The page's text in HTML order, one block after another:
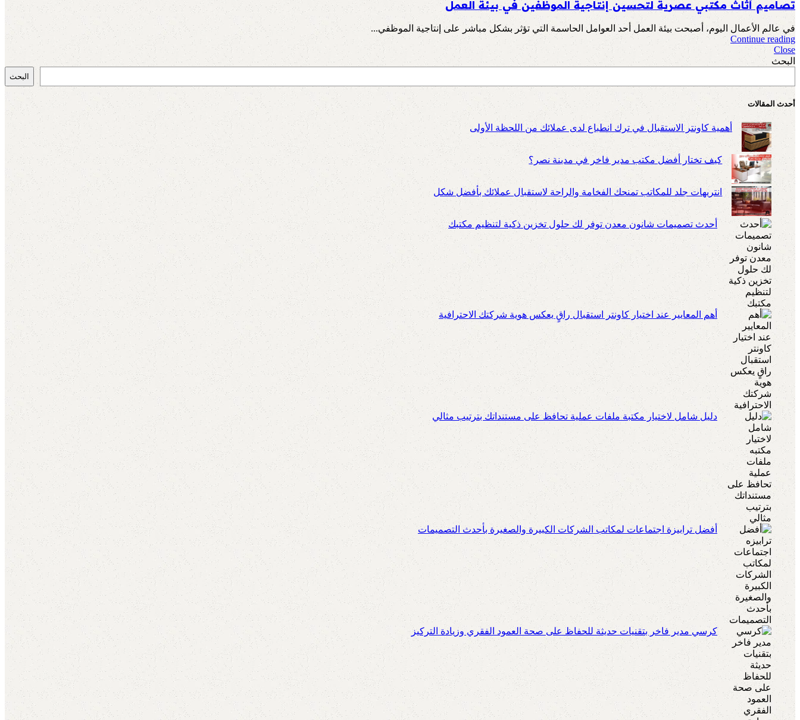
تصاميم أثاث مكتبي عصرية لتحسين إنتاجية الموظفين في بيئة العمل
في عالم الأعمال اليوم، أصبحت بيئة العمل أحد العوامل الحاسمة التي تؤثر بشكل مباشر على إنتاجية الموظفي...
Continue reading
Close
البحث
البحث
أحدث المقالات
أهمية كاونتر الاستقبال في ترك انطباع لدى عملائك من اللحظة الأولى
كيف تختار أفضل مكتب مدير فاخر في مدينة نصر؟
انتريهات جلد للمكاتب تمنحك الفخامة والراحة لاستقبال عملائك بأفضل شكل
أحدث تصميمات شانون معدن توفر لك حلول تخزين ذكية لتنظيم مكتبك
أهم المعايير عند اختيار كاونتر استقبال راقٍ يعكس هوية شركتك الاحترافية
دليل شامل لاختيار مكتبة ملفات عملية تحافظ على مستنداتك بترتيب مثالي
أفضل ترابيزة اجتماعات لمكاتب الشركات الكبيرة والصغيرة بأحدث التصميمات
كرسي مدير فاخر بتقنيات حديثة للحفاظ على صحة العمود الفقري وزيادة التركيز